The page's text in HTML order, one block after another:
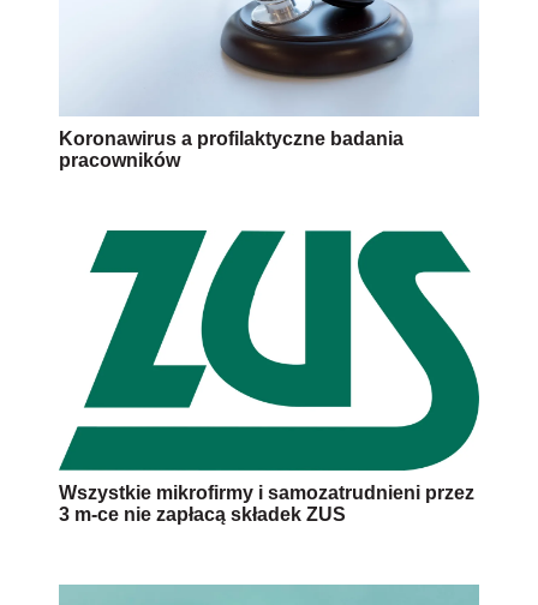
Koronawirus a profilaktyczne badania
pracowników
Wszystkie mikrofirmy i samozatrudnieni przez
3 m-ce nie zapłacą składek ZUS